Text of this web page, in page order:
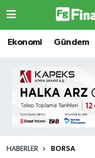
Ekonomi Gündem
HABERLER BORSA
Ekonomi
Borsa
Emlak
Ekonomi
Borsa
Emlak